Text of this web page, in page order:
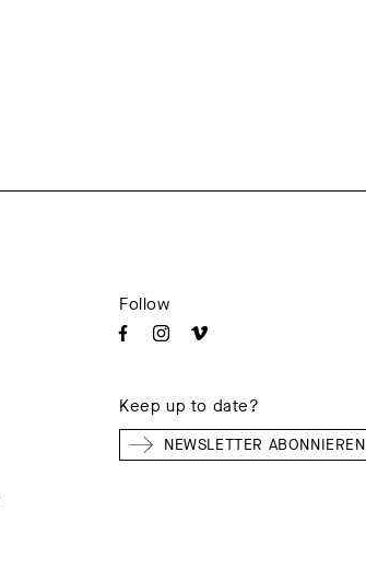
Follow
Keep up to date?
NEWSLETTER ABONNIEREN